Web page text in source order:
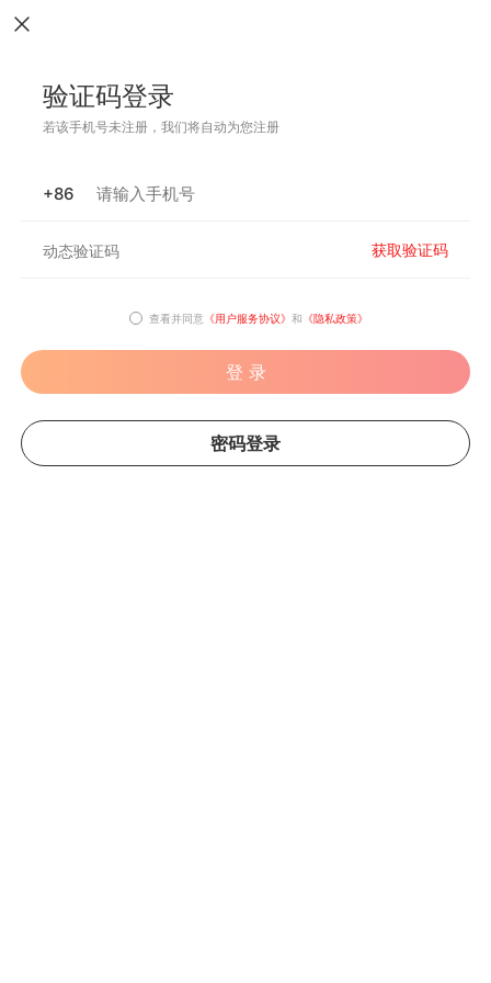
验证码登录
若该手机号未注册，我们将自动为您注册
+86
获取验证码
查看并同意 《用户服务协议》 和 《隐私政策》
登 录
密码登录